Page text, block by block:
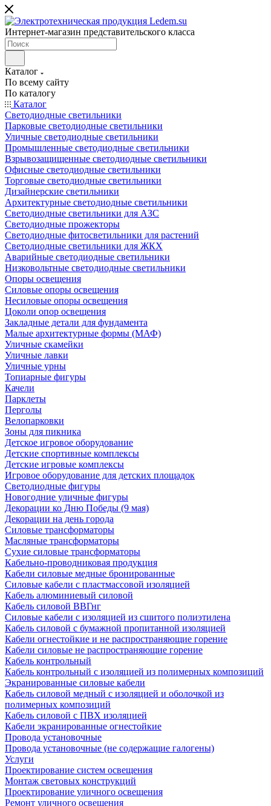
Интернет-магазин представительского класса
Каталог
По всему сайту
По каталогу
Каталог
Светодиодные светильники
Парковые светодиодные светильники
Уличные светодиодные светильники
Промышленные светодиодные светильники
Взрывозащищенные светодиодные светильники
Офисные светодиодные светильники
Торговые светодиодные светильники
Дизайнерские светильники
Архитектурные светодиодные светильники
Светодиодные светильники для АЗС
Светодиодные прожекторы
Светодиодные фитосветильники для растений
Светодиодные светильники для ЖКХ
Аварийные светодиодные светильники
Низковольтные светодиодные светильники
Опоры освещения
Силовые опоры освещения
Несиловые опоры освещения
Цоколи опор освещения
Закладные детали для фундамента
Малые архитектурные формы (МАФ)
Уличные скамейки
Уличные лавки
Уличные урны
Топиарные фигуры
Качели
Парклеты
Перголы
Велопарковки
Зоны для пикника
Детское игровое оборудование
Детские спортивные комплексы
Детские игровые комплексы
Игровое оборудование для детских площадок
Светодиодные фигуры
Новогодние уличные фигуры
Декорации ко Дню Победы (9 мая)
Декорации на день города
Силовые трансформаторы
Масляные трансформаторы
Сухие силовые трансформаторы
Кабельно-проводниковая продукция
Кабели силовые медные бронированные
Силовые кабели с пластмассовой изоляцией
Кабель алюминиевый силовой
Кабель силовой ВВГнг
Силовые кабели с изоляцией из сшитого полиэтилена
Кабель силовой с бумажной пропитанной изоляцией
Кабели огнестойкие и не распространяющие горение
Кабели силовые не распространяющие горение
Кабель контрольный
Кабель контрольный с изоляцией из полимерных композиций
Экранированные силовые кабели
Кабель силовой медный с изоляцией и оболочкой из
полимерных композиций
Кабель силовой с ПВХ изоляцией
Кабели экранированные огнестойкие
Провода установочные
Провода установочные (не содержащие галогены)
Услуги
Проектирование систем освещения
Монтаж световых конструкций
Проектирование уличного освещения
Ремонт уличного освещения